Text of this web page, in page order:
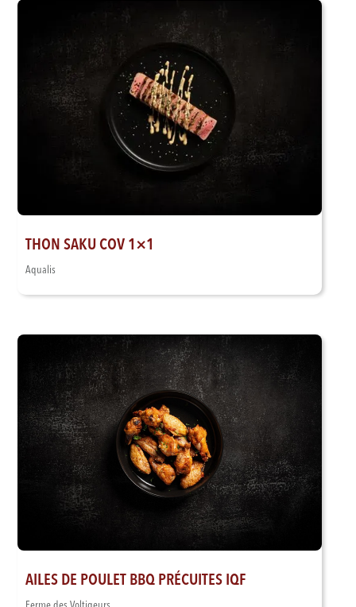
THON SAKU COV 1×1
Aqualis
AILES DE POULET BBQ PRÉCUITES IQF